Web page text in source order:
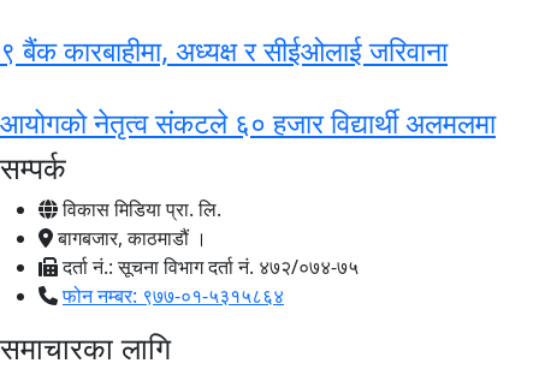
९ बैंक कारबाहीमा, अध्यक्ष र सीईओलाई जरिवाना
आयोगको नेतृत्व संकटले ६० हजार विद्यार्थी अलमलमा
सम्पर्क
विकास मिडिया प्रा. लि.
बागबजार, काठमाडौं ।
दर्ता नं.: सूचना विभाग दर्ता नं. ४७२/०७४-७५
फोन नम्बर: ९७७-०१-५३१५८६४
समाचारका लागि